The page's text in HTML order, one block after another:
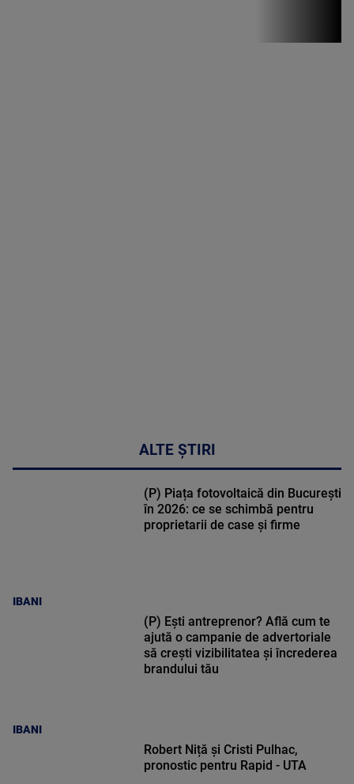
ALTE ȘTIRI
IBANI
(P) Piața fotovoltaică din București
în 2026: ce se schimbă pentru
proprietarii de case și firme
IBANI
(P) Ești antreprenor? Află cum te
ajută o campanie de advertoriale
să crești vizibilitatea și încrederea
brandului tău
Robert Niță și Cristi Pulhac,
pronostic pentru Rapid - UTA